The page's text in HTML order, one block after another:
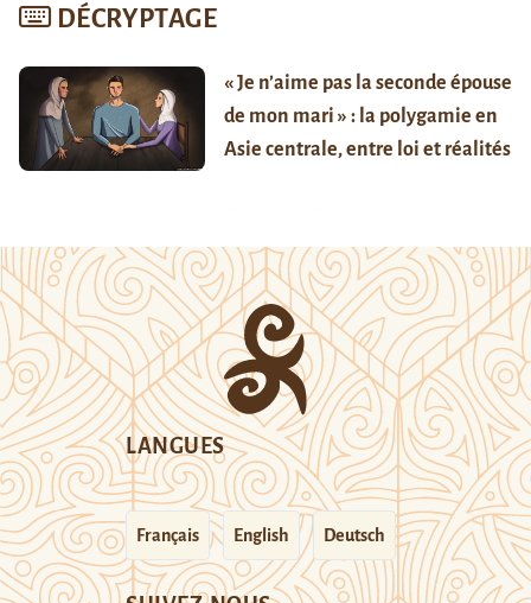
DÉCRYPTAGE
« Je n’aime pas la seconde épouse
de mon mari » : la polygamie en
Asie centrale, entre loi et réalités
LANGUES
Français English Deutsch